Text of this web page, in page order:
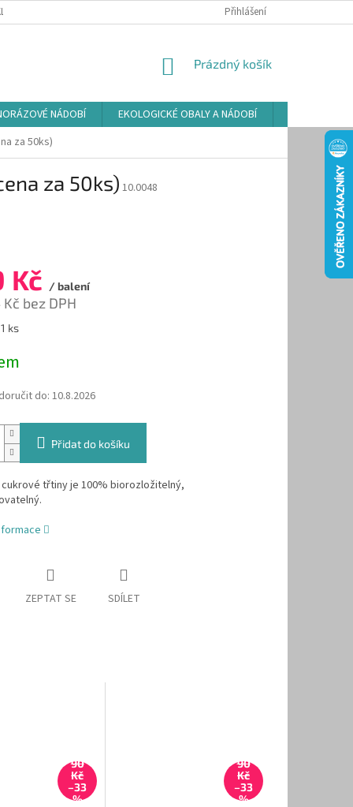
ŘÁD ZÁSADY POUŽÍVÁNÍ SOUBORŮ COOKIES
Přihlášení
NÁKUPNÍ
Prázdný košík
NÁDOBÍ EKOLOGICKÉ OBALY A NÁDOBÍ
za 50ks)
za 50ks) 10.0048
Kč / balení
bez DPH
ks
do: 10.8.2026
Přidat do košíku
třtiny je 100% biorozložitelný,
ZEPTAT SE SDÍLET
90
Kč
–33
%
90
Kč
–33
%